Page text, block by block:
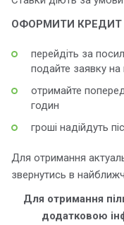
ОФОРМИТИ КРЕДИТ
перейдіть за
подайте заявку
отримайте
годин
гроші надійдуть
Для отримання
звернутись в
Для отримання
додатковою